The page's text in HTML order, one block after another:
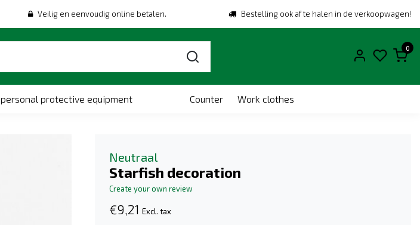
Veilig en eenvoudig online betalen. Bestelling ook af te halen in de verkoopwagen!
0
personal protective equipment Counter Work clothes
Neutraal
Starfish decoration
Create your own review
€9,21 Excl. tax